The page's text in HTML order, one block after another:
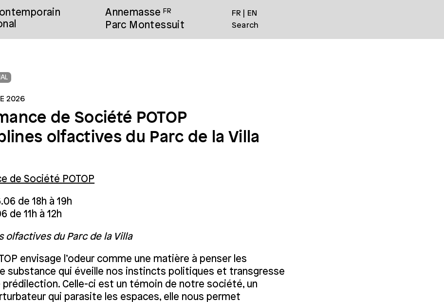
Annemasse FR
Parc Montessuit
FR
EN
Search
2026
de Société POTOP
olfactives du Parc de la Villa
de Société POTOP
de 18h à 19h
de 11h à 12h
olfactives du Parc de la Villa
envisage l’odeur comme une matière à penser les
substance qui éveille nos instincts politiques et transgresse
Celle-ci est un témoin de notre société, un
qui parasite les espaces, elle nous permet